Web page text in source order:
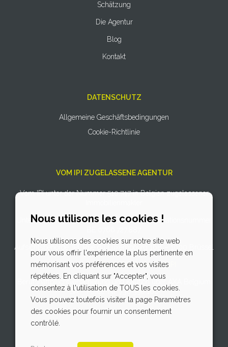
Nous utilisons les cookies !
Nous utilisons des cookies sur notre site web
pour vous offrir l'expérience la plus pertinente en
mémorisant vos préférences et vos visites
répétées. En cliquant sur "Accepter", vous
consentez à l'utilisation de TOUS les cookies.
Vous pouvez toutefois visiter la page Paramètres
des cookies pour fournir un consentement
contrôlé.
Schätzung
Die Agentur
Blog
Kontakt
DATENSCHUTZ
Allgemeine Geschäftsbedingungen
Cookie-Richtlinie
VOM IPI ZUGELASSENE AGENTUR
Vom IPI unter der Nummer 510.747 in Belgien zugelassener
Unternehmensnummer: Umsatzsteuer-Identifikationsnummer
Aufsichtsbehörde: IPI, Rue du Luxembourg 16B – 1000 Brüssel
Unterliegt demVerhaltenskodex des IPI
Berufshaftpflichtversicherung und Kaution über AXA Belgium
SA – Police-Nr. 730.390.160